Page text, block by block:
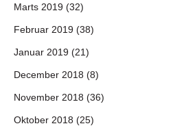
Marts 2019 (32)
Februar 2019 (38)
Januar 2019 (21)
December 2018 (8)
November 2018 (36)
Oktober 2018 (25)